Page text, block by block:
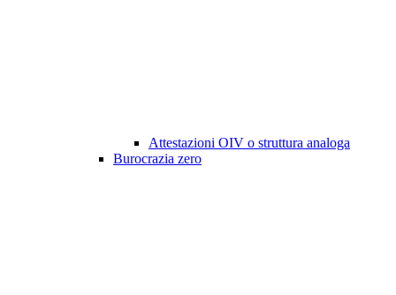
Attestazioni OIV o struttura analoga
Burocrazia zero